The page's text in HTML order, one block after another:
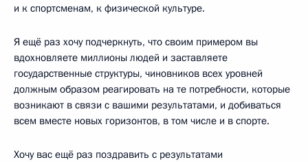
и к спортсменам, к физической культуре.
Я ещё раз хочу подчеркнуть, что своим примером вы
вдохновляете миллионы людей и заставляете
государственные структуры, чиновников всех уровней
должным образом реагировать на те потребности, которые
возникают в связи с вашими результатами, и добиваться
всем вместе новых горизонтов, в том числе и в спорте.
Хочу вас ещё раз поздравить с результатами